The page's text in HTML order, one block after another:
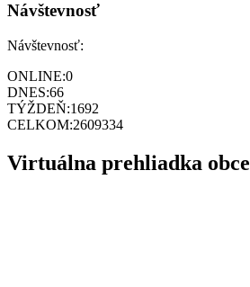
Návštevnosť
Návštevnosť:
ONLINE:0
DNES:66
TÝŽDEŇ:1692
CELKOM:2609334
Virtuálna prehliadka obce